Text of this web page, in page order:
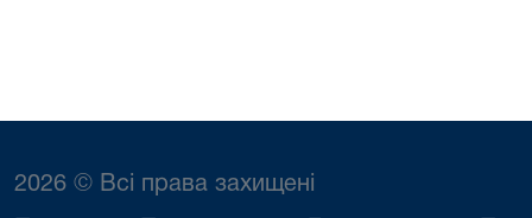
2026 © Всі права захищені